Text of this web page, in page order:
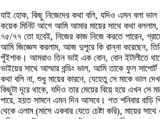
যাই হোক, কিছু নিজেদের কথা বলি, যদিও এমন বলা ভাল
কয়েক মিনিট আগে আমি আমার মায়ের সাথে কথা
৭৫/৭৭ তো হবেই, নিজের কাজ নিজে করতে পারেন,
আমি জিজ্ঞেস করলাম, আজ দুপুরে কি রান্না করেছেন,
পুঁইশাক। আমরাও তিন ভাই এক বোন, বোন ইটালীতে
ভাইয়ের সাথে আম্মার বন্ডিং ভাল, আমি তাকে ফুল
কথা বলি না, শুধু মায়ের কারনে, যেহেতু সে মাকে ভাল
কিছুটা দূরে থাকে, যদিও তার মেয়ের বিয়ে হয়ে এখন সে
পারে, হয়ত সামনে এমন দিন আসবে। গত শনিবার বাড়ি
থেকে এলাম (মাসে একবার যেতে চেষ্টা করি), মায়ের